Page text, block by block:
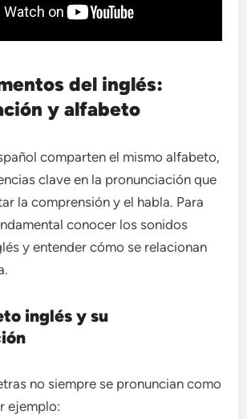
del inglés:
y alfabeto
comparten el mismo alfabeto,
clave en la pronunciación que
la comprensión y el habla. Para
conocer los sonidos
y entender cómo se relacionan
inglés y su
no siempre se pronuncian como
ejemplo: